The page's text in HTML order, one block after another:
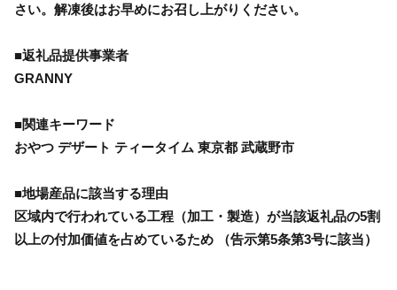
さい。解凍後はお早めにお召し上がりください。
■返礼品提供事業者
GRANNY
■関連キーワード
おやつ デザート ティータイム 東京都 武蔵野市
■地場産品に該当する理由
区域内で行われている工程（加工・製造）が当該返礼品の5割
以上の付加価値を占めているため （告示第5条第3号に該当）